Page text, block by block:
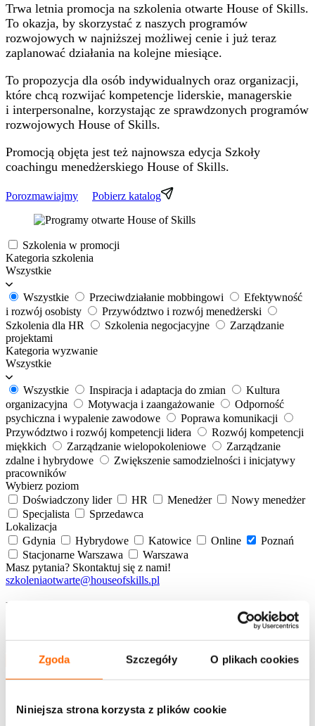
Zgoda Szczegóły O plikach cookies
Niniejsza strona korzysta z plików cookie
Trwa letnia promocja na szkolenia otwarte House of Skills.
To okazja, by skorzystać z naszych programów
rozwojowych w najniższej możliwej cenie i już teraz
zaplanować działania na kolejne miesiące.
To propozycja dla osób indywidualnych oraz organizacji,
które chcą rozwijać kompetencje liderskie, managerskie
i interpersonalne, korzystając ze sprawdzonych programów
rozwojowych House of Skills.
Promocją objęta jest też najnowsza edycja Szkoły
coachingu menedżerskiego House of Skills.
Porozmawiajmy Pobierz katalog
Szkolenia w promocji
Kategoria szkolenia
Wszystkie
Wszystkie Przeciwdziałanie mobbingowi
Efektywność
i rozwój osobisty
Przywództwo i rozwój menedżerski
Szkolenia dla HR
Szkolenia negocjacyjne
Zarządzanie
projektami
Kategoria wyzwanie
Wszystkie
Wszystkie Inspiracja i adaptacja do zmian
Kultura
organizacyjna
Motywacja i zaangażowanie
Odporność
psychiczna i wypalenie zawodowe
Poprawa komunikacji
Przywództwo i rozwój kompetencji lidera
Rozwój kompetencji
miękkich
Zarządzanie wielopokoleniowe
Zarządzanie
zdalne i hybrydowe
Zwiększenie samodzielności i inicjatywy
pracowników
Wybierz poziom
Doświadczony lider
HR Menedżer
Nowy menedżer
Specjalista
Sprzedawca
Lokalizacja
Gdynia
Hybrydowe Katowice Online
Poznań
Stacjonarne Warszawa
Warszawa
Masz pytania? Skontaktuj się z nami!
szkoleniaotwarte@houseofskills.pl
Katarzyna
+48 501 630 741
Szkolenie
Lokalizacja